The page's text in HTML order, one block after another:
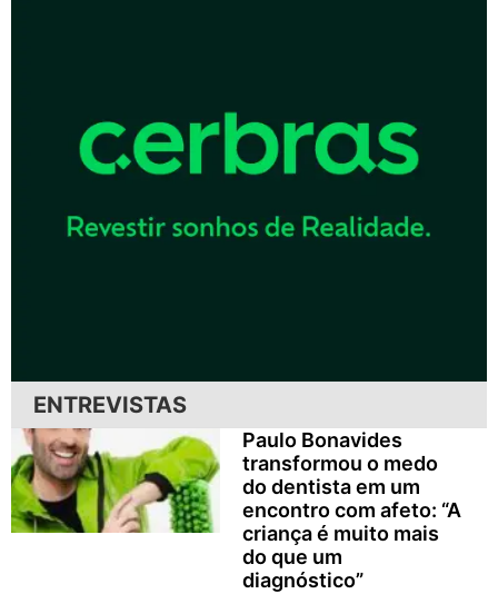
ENTREVISTAS
Paulo Bonavides
transformou o medo
do dentista em um
encontro com afeto: “A
criança é muito mais
do que um
diagnóstico”